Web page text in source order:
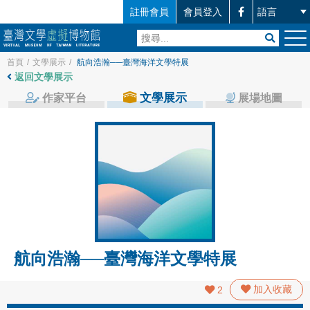
註冊會員 會員登入
首頁 / 文學展示 / 航向浩瀚──臺灣海洋文學特展
返回文學展示
作家平台 文學展示 展場地圖
航向浩瀚──臺灣海洋文學特展
2 加入收藏